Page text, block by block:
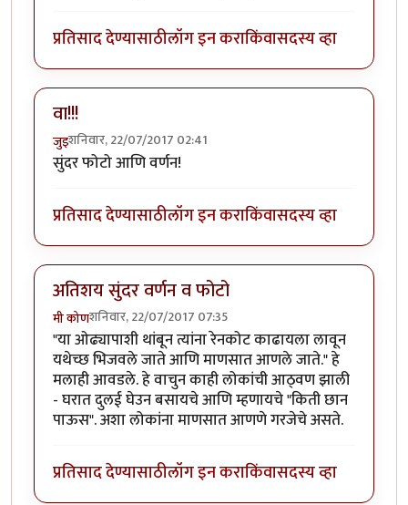
प्रतिसाद देण्यासाठीलॉग इन कराकिंवासदस्य व्हा
वा!!!
जुइशनिवार, 22/07/2017 02:41
सुंदर फोटो आणि वर्णन!
प्रतिसाद देण्यासाठीलॉग इन कराकिंवासदस्य व्हा
अतिशय सुंदर वर्णन व फोटो
मी कोणशनिवार, 22/07/2017 07:35
"या ओढ्यापाशी थांबून त्यांना रेनकोट काढायला लावून
यथेच्छ भिजवले जाते आणि माणसात आणले जाते." हे
मलाही आवडले. हे वाचुन काही लोकांची आठ्वण झाली
- घरात दुलई घेउन बसायचे आणि म्हणायचे "किती छान
पाऊस". अशा लोकांना माणसात आणणे गरजेचे असते.
प्रतिसाद देण्यासाठीलॉग इन कराकिंवासदस्य व्हा